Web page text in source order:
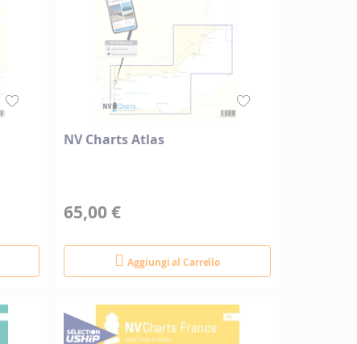
NV Charts Atlas
65,00 €
Aggiungi al Carrello